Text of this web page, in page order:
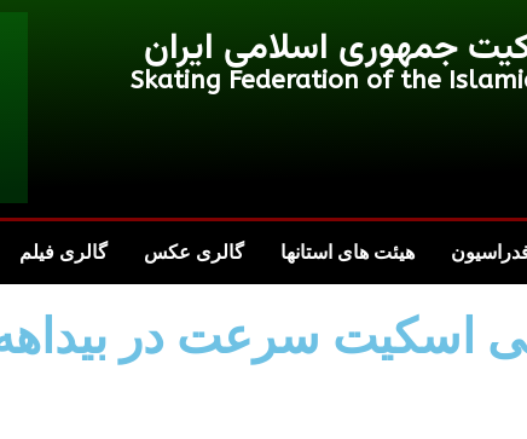
جمهوری اسلامی ایران
Skating Federation of the
هیئت های استانها گالری عکس گالری فیلم
اسکیت سرعت در